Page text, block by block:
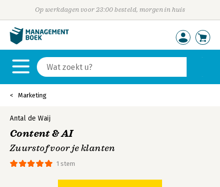
Op werkdagen voor 23:00 besteld, morgen in huis
Marketing
1 stem
Antal de Waij
Content & AI
Zuurstof voor je klanten